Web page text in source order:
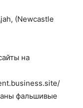
(Newcastle
на
фальшивые